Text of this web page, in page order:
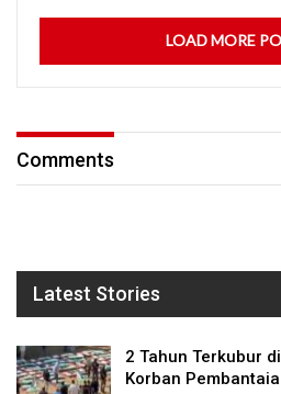
LOAD MORE
Comments
Latest Stories
2 Tahun Terkubur
Korban